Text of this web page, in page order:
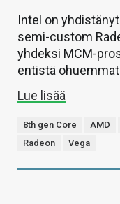
Intel on
semi-custom
yhdeksi MCM-
entistä
Lue lisää
8th gen Core AMD
Radeon
Vega